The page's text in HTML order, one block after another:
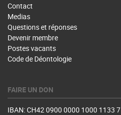
Contact
Medias
Questions et réponses
Devenir membre
Postes vacants
Code de Déontologie
FAIRE UN DON
IBAN: CH42 0900 0000 1000 1133 7